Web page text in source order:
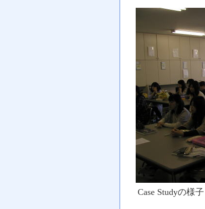
Case Studyの様子